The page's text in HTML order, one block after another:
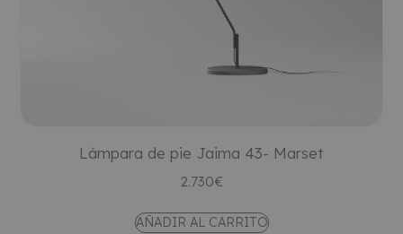
Lámpara de pie Jaima 43- Marset
2.730€
AÑADIR AL CARRITO